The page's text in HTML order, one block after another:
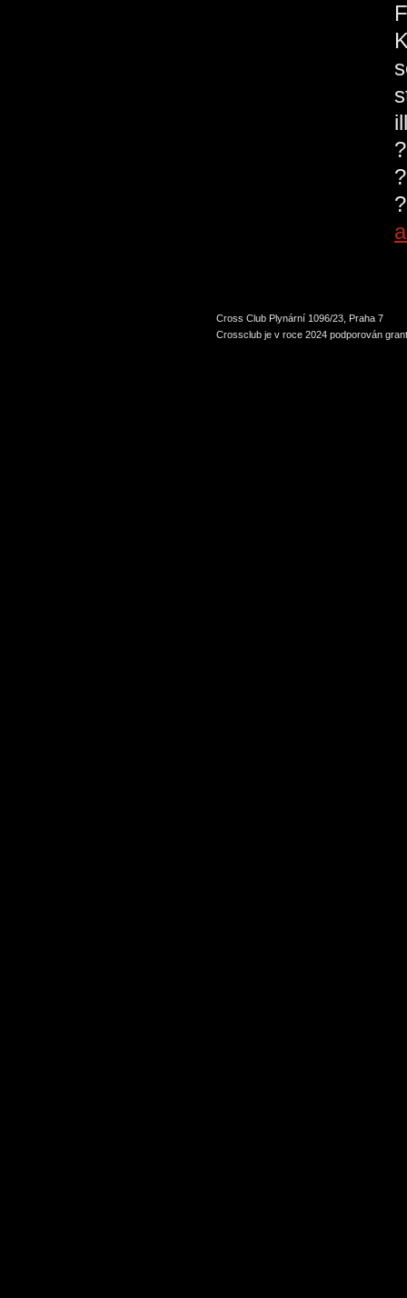
Cross Club Plynární 1096/23, Praha 7
Crossclub je v roce 2024 podporován